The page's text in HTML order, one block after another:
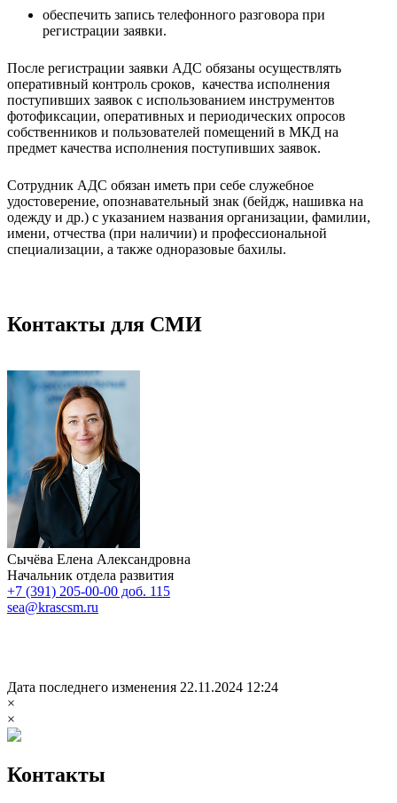
обеспечить запись телефонного разговора при
регистрации заявки.
После регистрации заявки АДС обязаны осуществлять
оперативный контроль сроков, качества исполнения
поступивших заявок с использованием инструментов
фотофиксации, оперативных и периодических опросов
собственников и пользователей помещений в МКД на
предмет качества исполнения поступивших заявок.
Сотрудник АДС обязан иметь при себе служебное
удостоверение, опознавательный знак (бейдж, нашивка на
одежду и др.) с указанием названия организации, фамилии,
имени, отчества (при наличии) и профессиональной
специализации, а также одноразовые бахилы.
Контакты для СМИ
Сычёва Елена Александровна
Начальник отдела развития
+7 (391) 205-00-00 доб. 115
sea@krascsm.ru
Дата последнего изменения 22.11.2024 12:24
×
×
Контакты